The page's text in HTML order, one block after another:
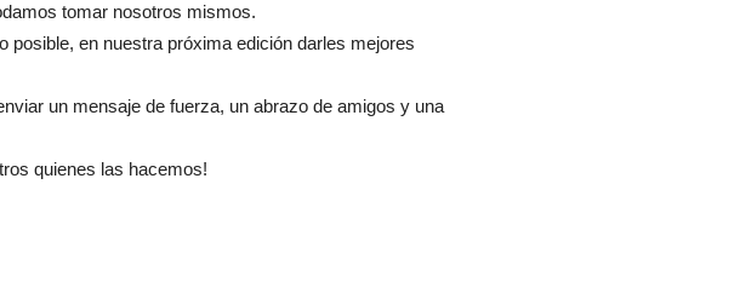
tomar nosotros mismos.
posible, en nuestra próxima edición darles mejores
un mensaje de fuerza, un abrazo de amigos y una
quienes las hacemos!